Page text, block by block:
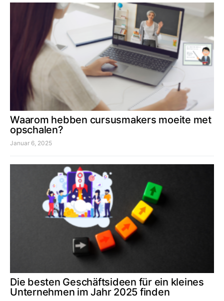
Waarom hebben cursusmakers moeite met
opschalen?
Januar 6, 2025
Die besten Geschäftsideen für ein kleines
Unternehmen im Jahr 2025 finden